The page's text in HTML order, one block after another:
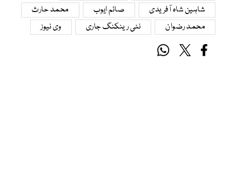
شاہین شاہ آفریدی
صائم ایوب
محمد حارث
محمد رضوان
نئی رینکنگ جاری وی نیوز